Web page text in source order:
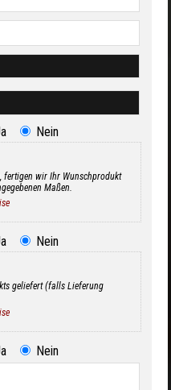
Nein
fertigen wir Ihr Wunschprodukt
Maßen.
Nein
geliefert (falls Lieferung
Nein